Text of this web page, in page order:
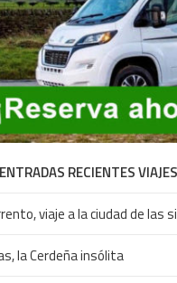
ENTRADAS RECIENTES VIAJES
viaje a la ciudad de las
la Cerdeña insólita